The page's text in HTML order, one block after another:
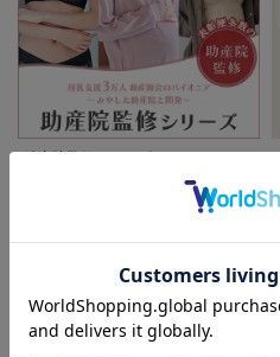
お買い物を続ける
関連商
1
助産院監修シリーズ
お気に入り商